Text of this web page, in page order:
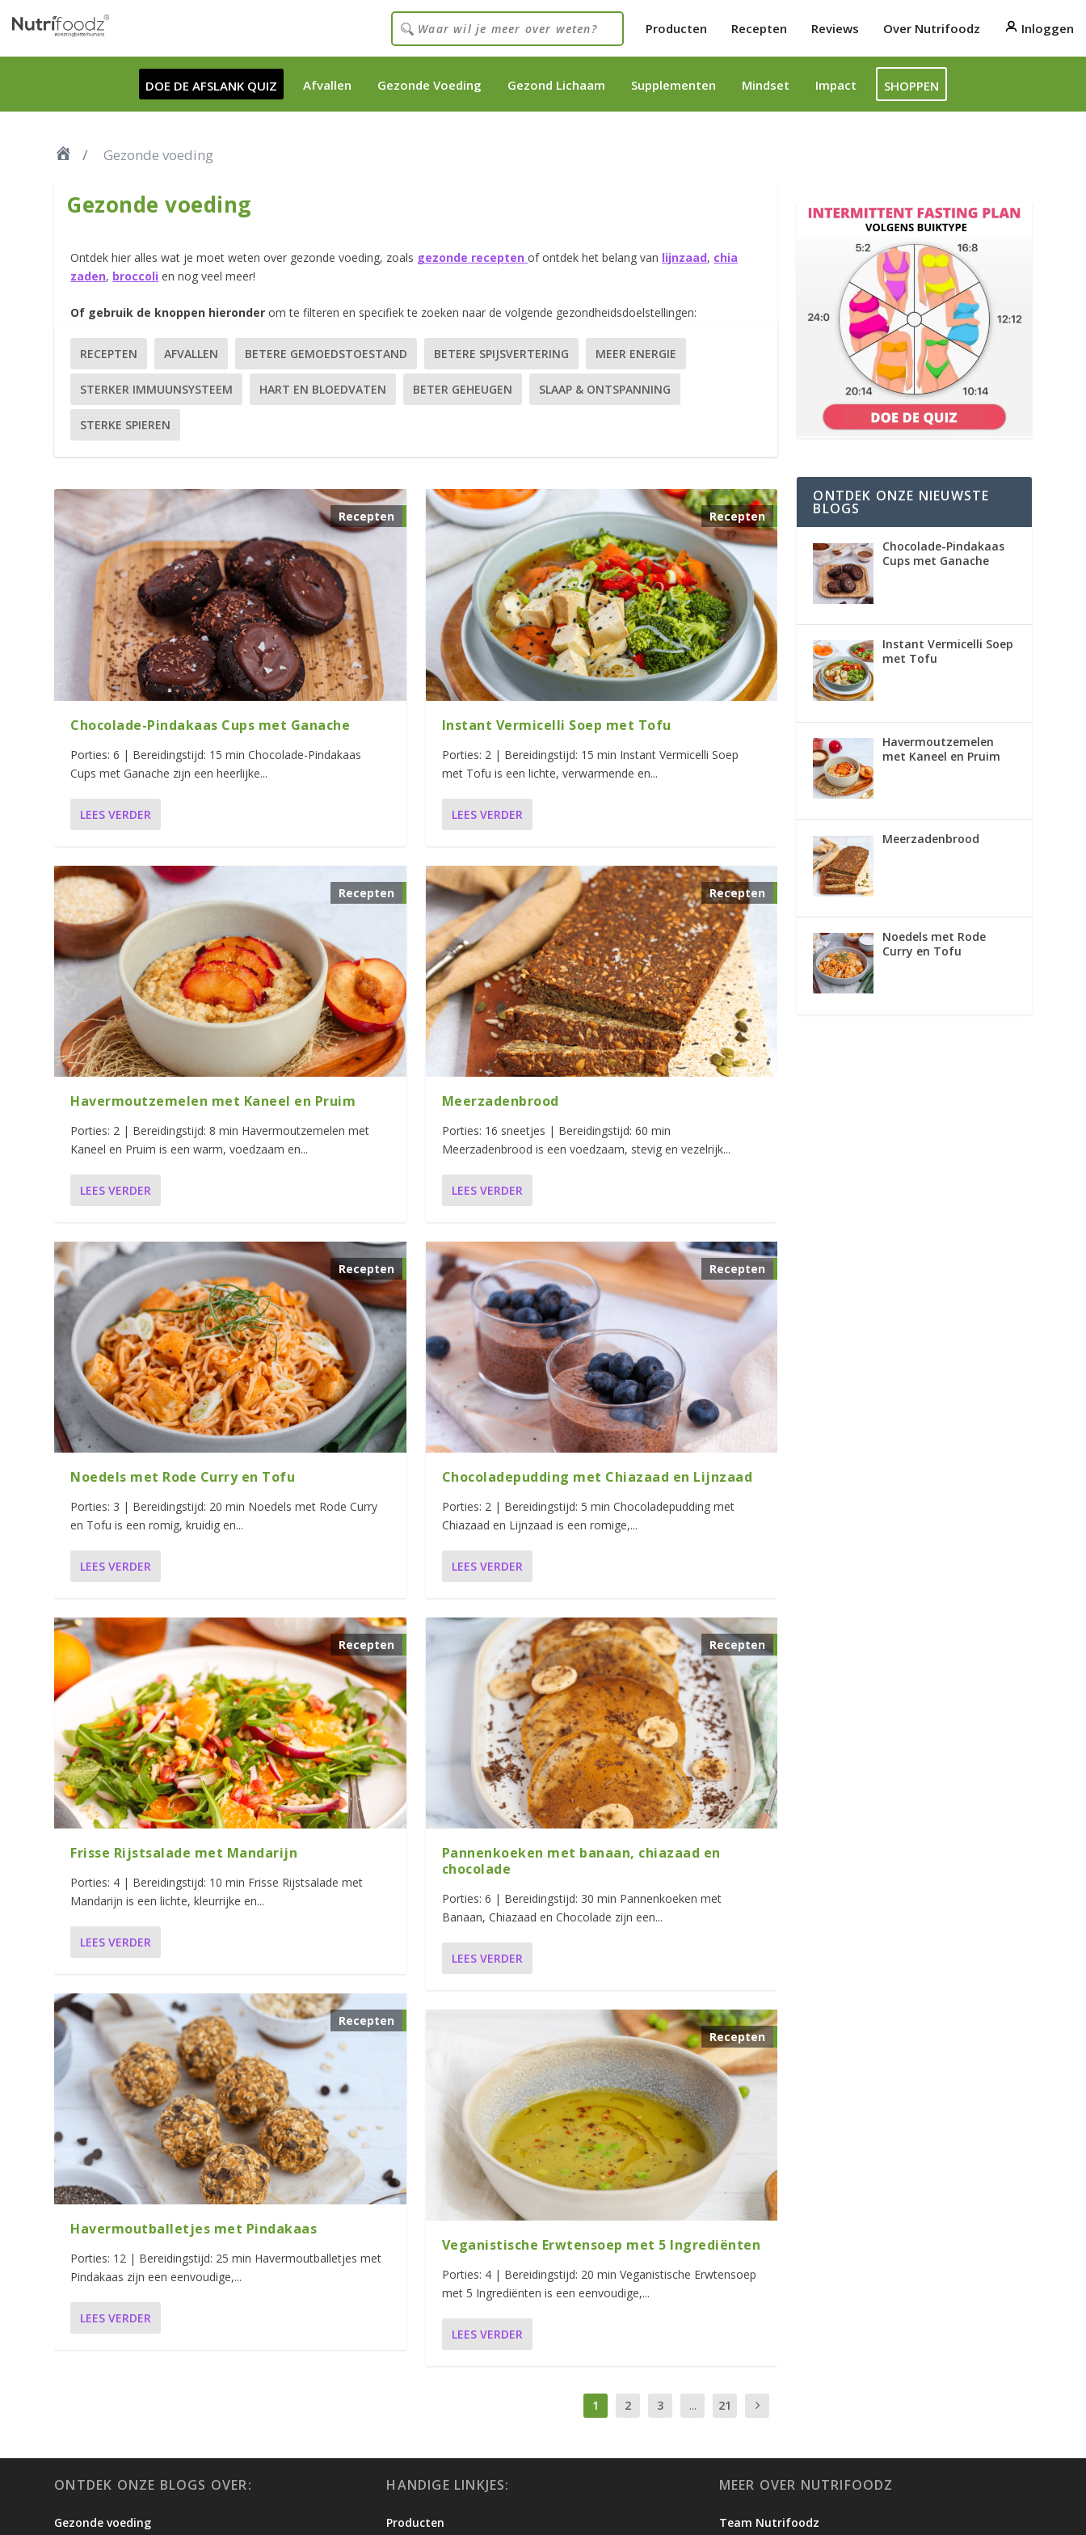
Producten Recepten Reviews Over Nutrifoodz Inloggen
DOE DE AFSLANK QUIZ Afvallen Gezonde Voeding Gezond Lichaam Supplementen Mindset Impact SHOPPEN
Gezonde voeding
Gezonde voeding
Ontdek hier alles wat je moet weten over gezonde voeding, zoals gezonde receptenof ontdek het belang van lijnzaad, chia
zaden, broccoli en nog veel meer!
Of gebruik de knoppen hieronder om te filteren en specifiek te zoeken naar de volgende gezondheidsdoelstellingen:
RECEPTEN AFVALLEN BETERE GEMOEDSTOESTAND BETERE SPIJSVERTERING MEER ENERGIE
STERKER IMMUUNSYSTEEM HART EN BLOEDVATEN BETER GEHEUGEN SLAAP & ONTSPANNING
STERKE SPIEREN
Recepten
Chocolade-Pindakaas Cups met Ganache
Porties: 6 | Bereidingstijd: 15 min Chocolade-Pindakaas
Cups met Ganache zijn een heerlijke...
LEES VERDER
Recepten
Havermoutzemelen met Kaneel en Pruim
Porties: 2 | Bereidingstijd: 8 min Havermoutzemelen met
Kaneel en Pruim is een warm, voedzaam en...
LEES VERDER
Recepten
Noedels met Rode Curry en Tofu
Porties: 3 | Bereidingstijd: 20 min Noedels met Rode Curry
en Tofu is een romig, kruidig en...
LEES VERDER
Recepten
Frisse Rijstsalade met Mandarijn
Porties: 4 | Bereidingstijd: 10 min Frisse Rijstsalade met
Mandarijn is een lichte, kleurrijke en...
LEES VERDER
Recepten
Havermoutballetjes met Pindakaas
Porties: 12 | Bereidingstijd: 25 min Havermoutballetjes met
Pindakaas zijn een eenvoudige,...
LEES VERDER
Recepten
Instant Vermicelli Soep met Tofu
Porties: 2 | Bereidingstijd: 15 min Instant Vermicelli Soep
met Tofu is een lichte, verwarmende en...
LEES VERDER
Recepten
Meerzadenbrood
Porties: 16 sneetjes | Bereidingstijd: 60 min
Meerzadenbrood is een voedzaam, stevig en vezelrijk...
LEES VERDER
Recepten
Chocoladepudding met Chiazaad en Lijnzaad
Porties: 2 | Bereidingstijd: 5 min Chocoladepudding met
Chiazaad en Lijnzaad is een romige,...
LEES VERDER
Recepten
Pannenkoeken met banaan, chiazaad en
chocolade
Porties: 6 | Bereidingstijd: 30 min Pannenkoeken met
Banaan, Chiazaad en Chocolade zijn een...
LEES VERDER
Recepten
Veganistische Erwtensoep met 5 Ingrediënten
Porties: 4 | Bereidingstijd: 20 min Veganistische Erwtensoep
met 5 Ingrediënten is een eenvoudige,...
LEES VERDER
1 2 3 ... 21
ONTDEK ONZE NIEUWSTE
BLOGS
Chocolade-Pindakaas
Cups met Ganache
Instant Vermicelli Soep
met Tofu
Havermoutzemelen
met Kaneel en Pruim
Meerzadenbrood
Noedels met Rode
Curry en Tofu
ONTDEK ONZE BLOGS OVER:
Gezonde voeding
HANDIGE LINKJES:
Producten
MEER OVER NUTRIFOODZ
Team Nutrifoodz